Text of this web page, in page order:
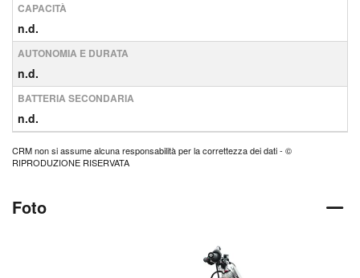
CAPACITÀ
n.d.
AUTONOMIA E DURATA
n.d.
BATTERIA SECONDARIA
n.d.
CRM non si assume alcuna responsabilità per la correttezza dei dati - ©
RIPRODUZIONE RISERVATA
Foto